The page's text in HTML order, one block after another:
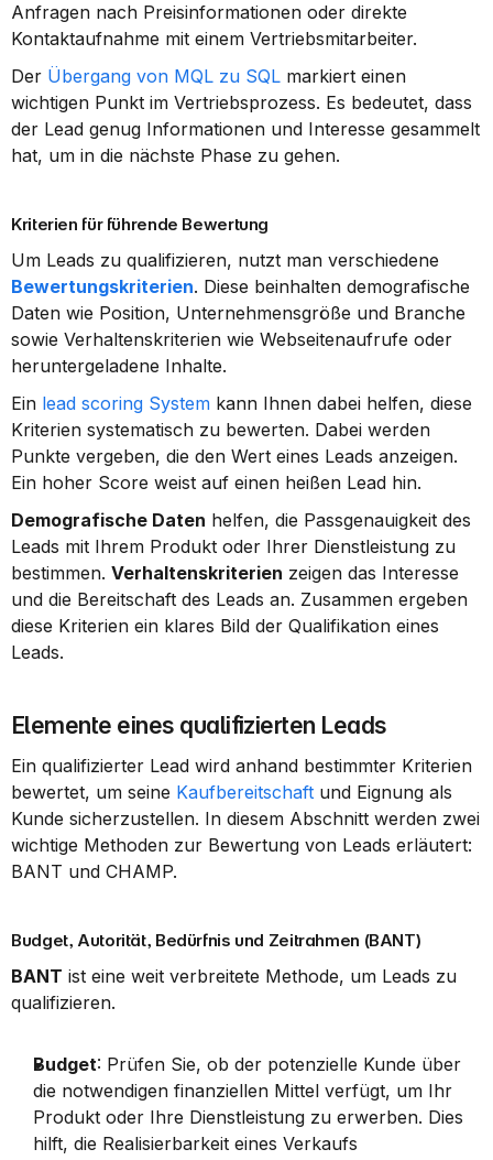
Anfragen nach Preisinformationen oder direkte
Kontaktaufnahme mit einem Vertriebsmitarbeiter.
Der Übergang von MQL zu SQL markiert einen
wichtigen Punkt im Vertriebsprozess. Es bedeutet, dass
der Lead genug Informationen und Interesse gesammelt
hat, um in die nächste Phase zu gehen.
Kriterien für führende Bewertung
Bewertungskriterien. Diese beinhalten demografische
Daten wie Position, Unternehmensgröße und Branche
sowie Verhaltenskriterien wie Webseitenaufrufe oder
heruntergeladene Inhalte.
Ein lead scoring System kann Ihnen dabei helfen, diese
Kriterien systematisch zu bewerten. Dabei werden
Punkte vergeben, die den Wert eines Leads anzeigen.
Ein hoher Score weist auf einen heißen Lead hin.
Demografische Daten helfen, die Passgenauigkeit des
Leads mit Ihrem Produkt oder Ihrer Dienstleistung zu
bestimmen. Verhaltenskriterien zeigen das Interesse
und die Bereitschaft des Leads an. Zusammen ergeben
diese Kriterien ein klares Bild der Qualifikation eines
Leads.
Elemente eines qualifizierten Leads
Ein qualifizierter Lead wird anhand bestimmter Kriterien
bewertet, um seine Kaufbereitschaft und Eignung als
Kunde sicherzustellen. In diesem Abschnitt werden zwei
wichtige Methoden zur Bewertung von Leads erläutert:
BANT und CHAMP.
Budget, Autorität, Bedürfnis und Zeitrahmen (BANT)
BANT ist eine weit verbreitete Methode, um Leads zu
qualifizieren.
Budget: Prüfen Sie, ob der potenzielle Kunde über
die notwendigen finanziellen Mittel verfügt, um Ihr
Produkt oder Ihre Dienstleistung zu erwerben. Dies
hilft, die Realisierbarkeit eines Verkaufs